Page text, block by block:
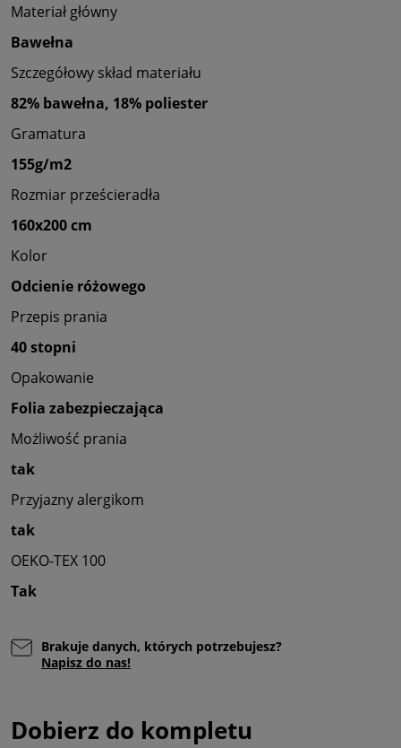
Materiał główny
Bawełna
Szczegółowy skład materiału
82% bawełna, 18% poliester
Gramatura
155g/m2
Rozmiar prześcieradła
160x200 cm
Kolor
Odcienie różowego
Przepis prania
40 stopni
Opakowanie
Folia zabezpieczająca
Możliwość prania
tak
Przyjazny alergikom
tak
OEKO-TEX 100
Tak
Brakuje danych, których potrzebujesz?
Napisz do nas!
Dobierz do kompletu